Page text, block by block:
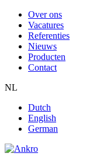
Over ons
Vacatures
Referenties
Nieuws
Producten
Contact
NL
Dutch
English
German